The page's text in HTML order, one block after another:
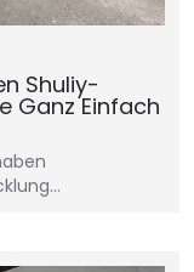
Shuliy-
Ganz Einfach